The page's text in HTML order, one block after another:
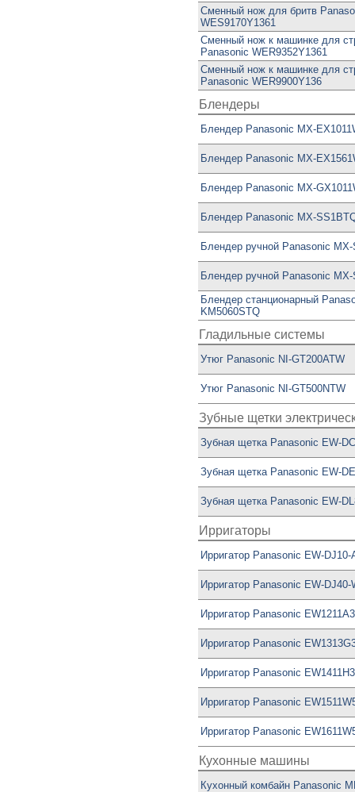
Сменный нож для бритв
WES9170Y1361
Сменный нож к машинке для
Panasonic WER9352Y1361
Сменный нож к машинке для
Panasonic WER9900Y136
Блендеры
Блендер Panasonic MX-
Блендер Panasonic MX-
Блендер Panasonic MX-
Блендер Panasonic MX-
Блендер ручной Panasonic
Блендер ручной Panasonic
Блендер станционарный
KM5060STQ
Гладильные системы
Утюг Panasonic NI-GT200ATW
Утюг Panasonic NI-GT500NTW
Зубные щетки
Зубная щетка Panasonic EW-
Зубная щетка Panasonic EW-
Зубная щетка Panasonic EW-
Ирригаторы
Ирригатор Panasonic EW-DJ10-
Ирригатор Panasonic EW-DJ40-
Ирригатор Panasonic
Ирригатор Panasonic
Ирригатор Panasonic
Ирригатор Panasonic
Ирригатор Panasonic
Кухонные машины
Кухонный комбайн Panasonic